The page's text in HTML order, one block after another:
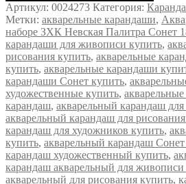
Артикул: 0024273 Категория:
Метки: акварельные карандаши,
наборе ЗХК Невская Палитра Сонет
карандаши для живописи купить,
рисования купить, акварельные
купить, акварельные карандаши
карандаши Сонет купить,
художественные купить,
карандаш, акварельный карандаш
акварельный карандаш для
карандаш для художников купить,
купить, акварельный карандаш
карандаш художественный купить,
карандаш акварельный для живописи
акварельный для рисования купить,